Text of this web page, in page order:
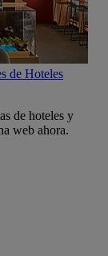
de Hoteles
de hoteles y
web ahora.